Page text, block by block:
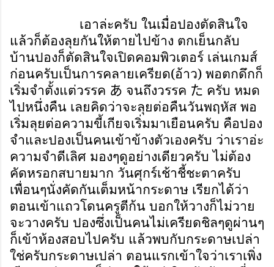
เอาล่ะครับ ในเมื่อปองตัดสินใจ
แล้วก็ต้องลุยกันให้ตายไปข้าง ตกเย็นกลับ
บ้านปองก็ตัดสินใจเปิดคอมพิวเตอร์ เล่นเกมส์
ก่อนครับเป็นการคลายเครียด(อ้าว) พอตกดึกก็
เริ่มจำตั้งแต่วรรค あ จนถึงวรรค た ครับ หมด
ไปหนึ่งคืน เลยคิดว่าจะลุยต่อคืนวันพฤหัส พอ
เริ่มลุยต่อความขี้เกียจเริ่มมาเยือนครับ คือปอง
จำและปองเป็นคนเข้าข้างตัวเองครับ ว่าเราอ่ะ
ความจำดีเลิศ มองๆดูอย่างเดียวครับ ไม่ต้อง
คัดหรอกสบายมาก วันศุกร์เช้าชี้ชะตาครับ
เพื่อนๆนั่งคัดกันเต็มหน้ากระดาษ เรียกได้ว่า
ตอนเข้าแถวโดนครูตีก้น บอกให้วางก็ไม่วาย
จะวางครับ ปองซึ่งเป็นคนไม่เครียดชิลๆดูผ่านๆ
ก็เข้าห้องสอบไปครับ แล้วพบกับกระดาษเปล่า
ใช่ครับกระดาษเปล่า ตอนแรกเข้าใจว่าเราเพิ่ง